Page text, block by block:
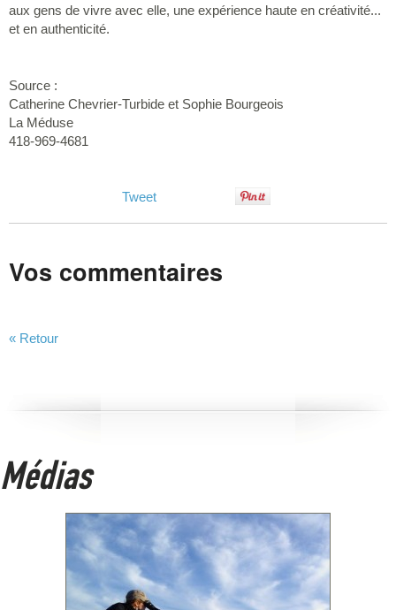
aux gens de vivre avec elle, une expérience haute en créativité...
et en authenticité.
Source :
Catherine Chevrier-Turbide et Sophie Bourgeois
La Méduse
418-969-4681
Tweet
Vos commentaires
« Retour
Médias